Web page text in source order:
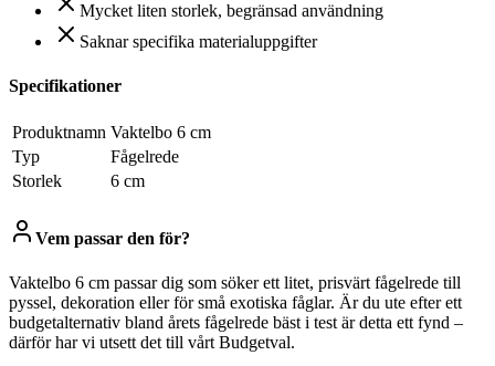
Mycket liten storlek, begränsad användning
Saknar specifika materialuppgifter
Specifikationer
Produktnamn Vaktelbo 6 cm
Typ
Fågelrede
Storlek
6 cm
Vem passar den för?
Vaktelbo 6 cm passar dig som söker ett litet, prisvärt fågelrede till
pyssel, dekoration eller för små exotiska fåglar. Är du ute efter ett
budgetalternativ bland årets fågelrede bäst i test är detta ett fynd –
därför har vi utsett det till vårt Budgetval.